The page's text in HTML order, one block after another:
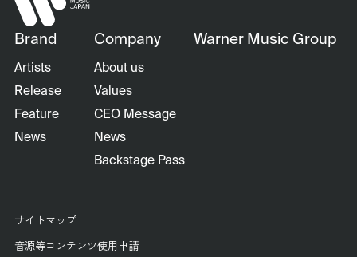
Brand
Artists
Release
Feature
News
Company
About us
Values
CEO Message
News
Backstage Pass
Warner Music Group
サイトマップ
音源等コンテンツ使用申請